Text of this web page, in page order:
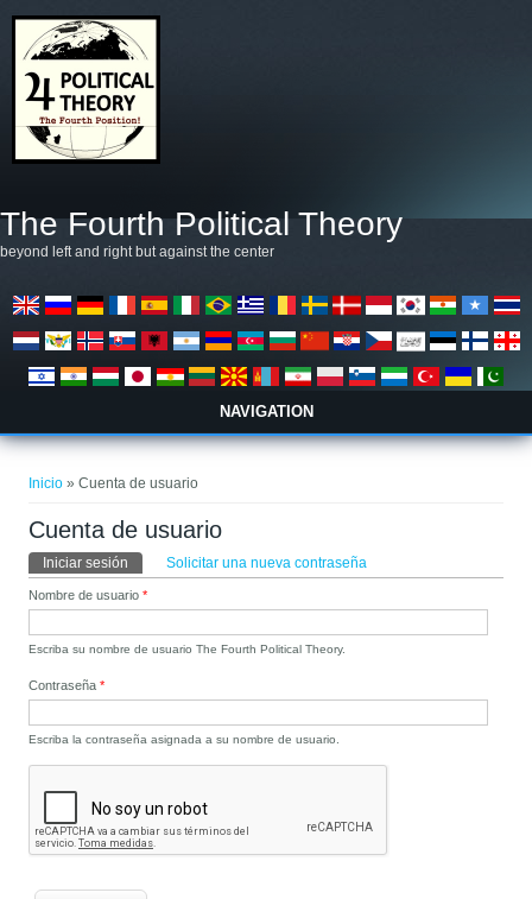
The Fourth Political Theory
beyond left and right but against the center
NAVIGATION
Inicio » Cuenta de usuario
Cuenta de usuario
Solapas principales
Iniciar sesión (solapa activa)
Solicitar una nueva contraseña
Nombre de usuario*
Escriba su nombre de usuario The Fourth Political Theory.
Contraseña*
Escriba la contraseña asignada a su nombre de usuario.